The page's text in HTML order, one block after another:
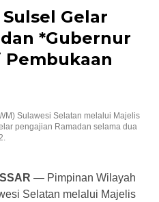
Gelar
*Gubernur
Pembukaan
Sulawesi Selatan melalui Majelis
pengajian Ramadan selama dua
— Pimpinan Wilayah
Selatan melalui Majelis